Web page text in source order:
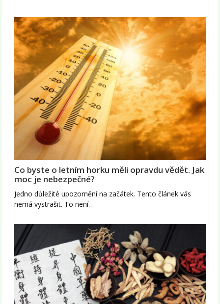
Co byste o letním horku měli opravdu vědět. Jak
moc je nebezpečné?
Jedno důležité upozornění na začátek. Tento článek vás
nemá vystrašit. To není…